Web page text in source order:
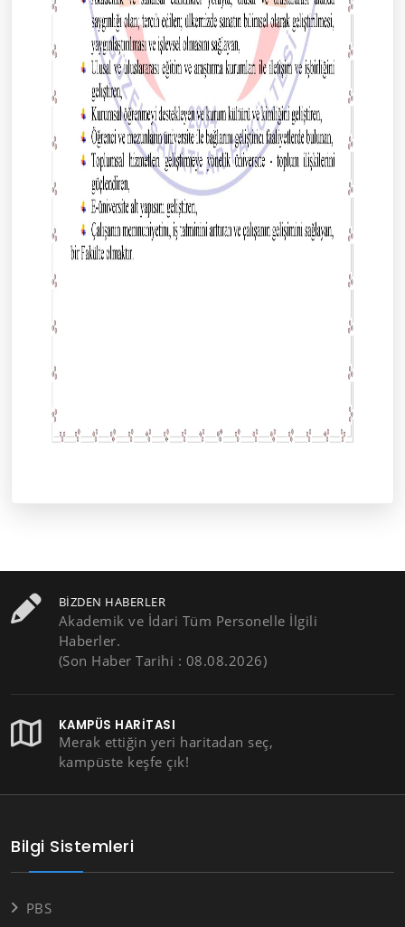
BIZDEN HABERLER
Akademik ve İdari Tüm Personelle İlgili
Haberler.
(Son Haber Tarihi : 08.08.2026)
KAMPÜS HARITASI
Merak ettiğin yeri haritadan seç,
kampüste keşfe çık!
Bilgi Sistemleri
PBS